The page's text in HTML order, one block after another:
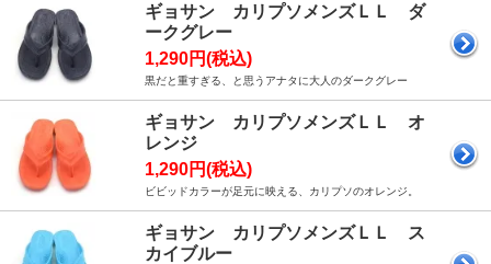
ギョサン カリプソメンズＬＬ ダ
ークグレー
1,290円(税込)
黒だと重すぎる、と思うアナタに大人のダークグレー
ギョサン カリプソメンズＬＬ オ
レンジ
1,290円(税込)
ビビッドカラーが足元に映える、カリプソのオレンジ。
ギョサン カリプソメンズＬＬ ス
カイブルー